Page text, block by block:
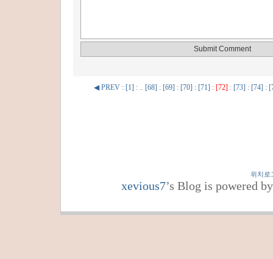
◀ PREV : [1] : .. [68] : [69] : [70] : [71] : [72] : [73] : [74] :
위치로
xevious7’s Blog is powered